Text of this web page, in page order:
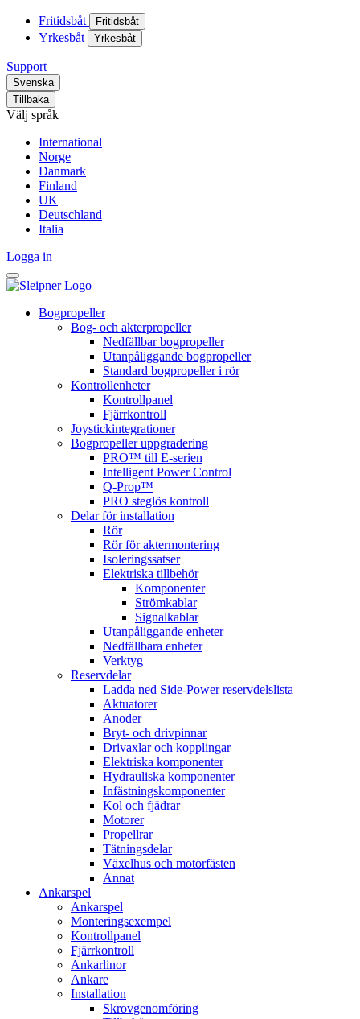
Fritidsbåt Fritidsbåt
Yrkesbåt Yrkesbåt
Support
Svenska
Tillbaka
Välj språk
International
Norge
Danmark
Finland
UK
Deutschland
Italia
Logga in
Bogpropeller
Bog- och akterpropeller
Nedfällbar bogpropeller
Utanpåliggande bogpropeller
Standard bogpropeller i rör
Kontrollenheter
Kontrollpanel
Fjärrkontroll
Joystickintegrationer
Bogpropeller uppgradering
PRO™ till E-serien
Intelligent Power Control
Q-Prop™
PRO steglös kontroll
Delar för installation
Rör
Rör för aktermontering
Isoleringssatser
Elektriska tillbehör
Komponenter
Strömkablar
Signalkablar
Utanpåliggande enheter
Nedfällbara enheter
Verktyg
Reservdelar
Ladda ned Side-Power reservdelslista
Aktuatorer
Anoder
Bryt- och drivpinnar
Drivaxlar och kopplingar
Elektriska komponenter
Hydrauliska komponenter
Infästningskomponenter
Kol och fjädrar
Motorer
Propellrar
Tätningsdelar
Växelhus och motorfästen
Annat
Ankarspel
Ankarspel
Monteringsexempel
Kontrollpanel
Fjärrkontroll
Ankarlinor
Ankare
Installation
Skrovgenomföring